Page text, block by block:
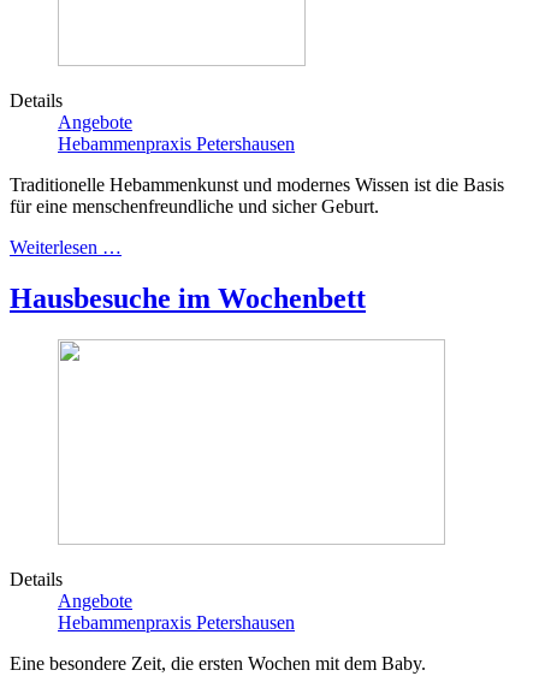
Details
Angebote
Hebammenpraxis Petershausen
Traditionelle Hebammenkunst und modernes Wissen ist die Basis
für eine menschenfreundliche und sicher Geburt.
Weiterlesen …
Hausbesuche im Wochenbett
Details
Angebote
Hebammenpraxis Petershausen
Eine besondere Zeit, die ersten Wochen mit dem Baby.